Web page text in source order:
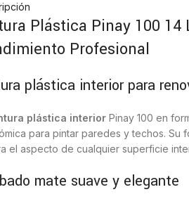
Plástica Pinay 100
Profesional
plástica interior para
plástica interior Pinay 100 en
para pintar paredes y techos. Su
el aspecto de cualquier superficie
mate suave y elegante